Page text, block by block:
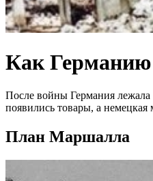
Как Германию
После войны Германия
появились товары, а
План Маршалла